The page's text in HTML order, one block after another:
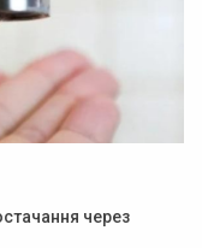
через